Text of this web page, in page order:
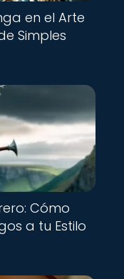
en el Arte
Simples
Cómo
a tu Estilo